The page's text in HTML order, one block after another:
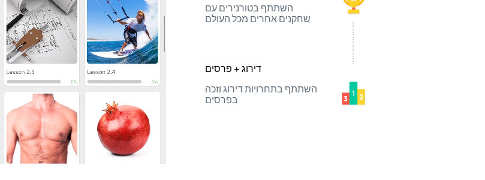
השתתף בטורנירים עם
שחקנים אחרים מכל העולם
דירוג + פרסים
השתתף בתחרויות דירוג וזכה
בפרסים